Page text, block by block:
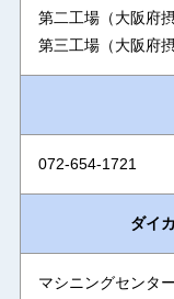
第二工場（大阪府
第三工場（大阪府
072-654-1721
ダイ
マシニングセンタ